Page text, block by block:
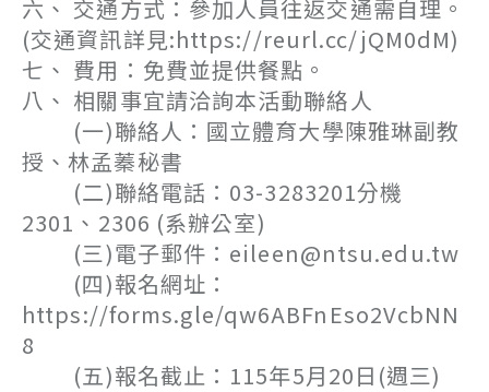
六、 交通方式：參加人員往返交通需自理。
(交通資訊詳見:https://reurl.cc/jQM0dM)
七、 費用：免費並提供餐點。
八、 相關事宜請洽詢本活動聯絡人
(一)聯絡人：國立體育大學陳雅琳副教
授、林孟蓁秘書
(二)聯絡電話：03-3283201分機
2301、2306 (系辦公室)
(三)電子郵件：eileen@ntsu.edu.tw
(四)報名網址：
https://forms.gle/qw6ABFnEso2VcbNN
8
(五)報名截止：115年5月20日(週三)